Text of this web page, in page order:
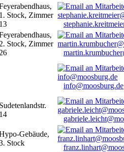
1. Stock, Zimmer
13
2. Stock, Zimmer
26
info@moosburg.de
Sudetenlandstr.
14
Gebäude,
Stock